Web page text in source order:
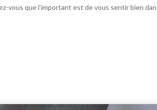
vous que l’important est de vous sentir bien